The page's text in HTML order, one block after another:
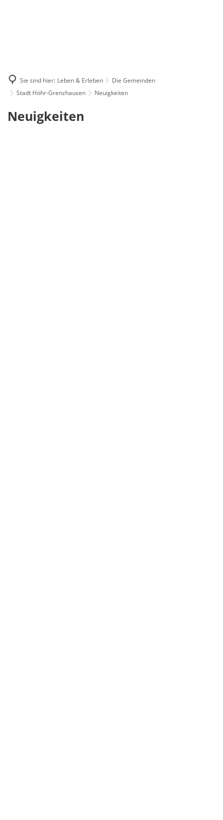
Sie sind hier: Leben & Erleben
Die Gemeinden
Stadt Höhr-Grenzhausen
Neuigkeiten
Neuigkeiten
Neuigkeiten